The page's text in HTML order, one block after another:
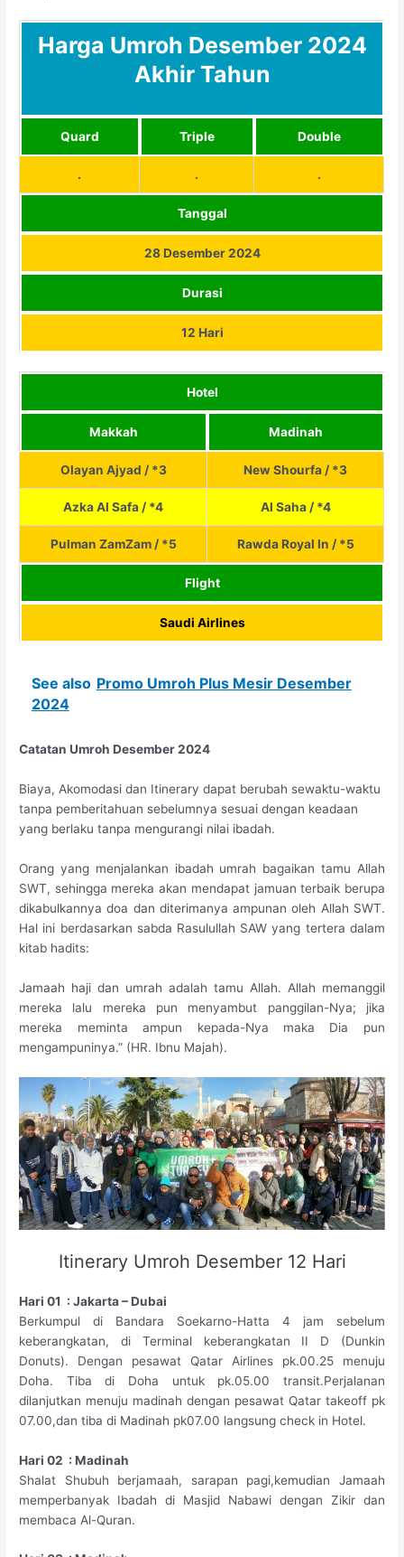
Harga Umroh Desember 2024
Akhir Tahun
Quard Triple Double
. . .
Tanggal
28 Desember 2024
Durasi
12 Hari
Hotel
Makkah Madinah
Olayan Ajyad / *3 New Shourfa / *3
Azka Al Safa / *4 Al Saha / *4
Pulman ZamZam / *5 Rawda Royal In / *5
Flight
Saudi Airlines
See also Promo Umroh Plus Mesir Desember
2024
Catatan Umroh Desember 2024
Biaya, Akomodasi dan Itinerary dapat berubah sewaktu-waktu
tanpa pemberitahuan sebelumnya sesuai dengan keadaan
yang berlaku tanpa mengurangi nilai ibadah.
Orang yang menjalankan ibadah umrah bagaikan tamu Allah
SWT, sehingga mereka akan mendapat jamuan terbaik berupa
dikabulkannya doa dan diterimanya ampunan oleh Allah SWT.
Hal ini berdasarkan sabda Rasulullah SAW yang tertera dalam
kitab hadits:
Jamaah haji dan umrah adalah tamu Allah. Allah memanggil
mereka lalu mereka pun menyambut panggilan-Nya; jika
mereka meminta ampun kepada-Nya maka Dia pun
mengampuninya.” (HR. Ibnu Majah).
Itinerary Umroh Desember 12 Hari
Hari 01 : Jakarta – Dubai
Berkumpul di Bandara Soekarno-Hatta 4 jam sebelum
keberangkatan, di Terminal keberangkatan II D (Dunkin
Donuts). Dengan pesawat Qatar Airlines pk.00.25 menuju
Doha. Tiba di Doha untuk pk.05.00 transit.Perjalanan
dilanjutkan menuju madinah dengan pesawat Qatar takeoff pk
07.00,dan tiba di Madinah pk07.00 langsung check in Hotel.
Hari 02 : Madinah
Shalat Shubuh berjamaah, sarapan pagi,kemudian Jamaah
memperbanyak Ibadah di Masjid Nabawi dengan Zikir dan
membaca Al-Quran.